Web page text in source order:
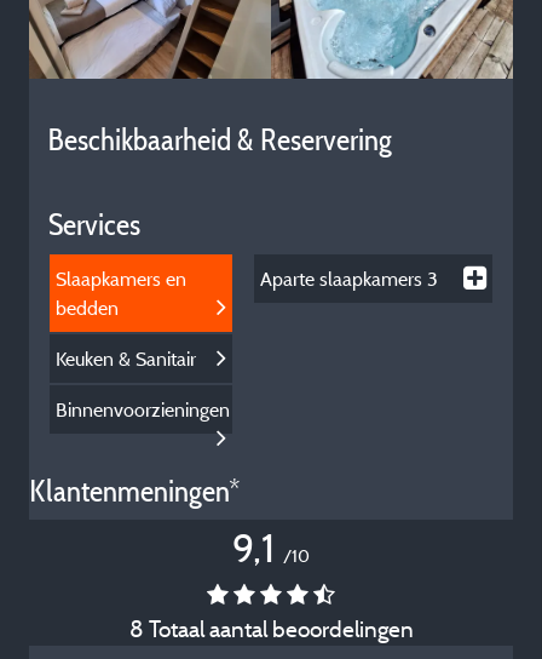
Beschikbaarheid & Reservering
Services
Slaapkamers en
bedden
Keuken & Sanitair
Binnenvoorzieningen
Aparte slaapkamers3
Klantenmeningen*
9,1 /10
8 Totaal aantal beoordelingen